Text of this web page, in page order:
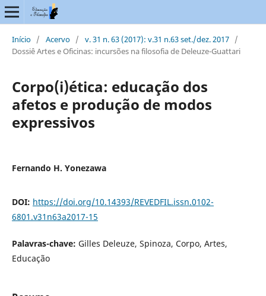
Início / Acervo / v. 31 n. 63 (2017): v.31 n.63 set./dez. 2017 /
Dossiê Artes e Oficinas: incursões na filosofia de Deleuze-Guattari
Corpo(i)ética: educação dos
afetos e produção de modos
expressivos
Fernando H. Yonezawa
DOI: https://doi.org/10.14393/REVEDFIL.issn.0102-
6801.v31n63a2017-15
Palavras-chave: Gilles Deleuze, Spinoza, Corpo, Artes,
Educação